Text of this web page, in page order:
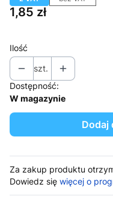
Cena
1,85 zł
Ilość
szt.
Dostępność:
W magazynie
Dodaj
Za zakup produktu
Dowiedz się więcej o